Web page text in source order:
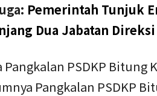
Pemerintah Tunjuk
Dua Jabatan Direksi
Pangkalan PSDKP
Pangkalan PSDKP